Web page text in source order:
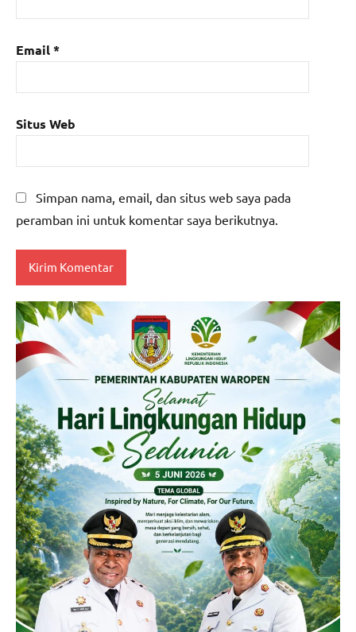
Email*
Situs Web
Simpan nama, email, dan situs web saya pada
peramban ini untuk komentar saya berikutnya.